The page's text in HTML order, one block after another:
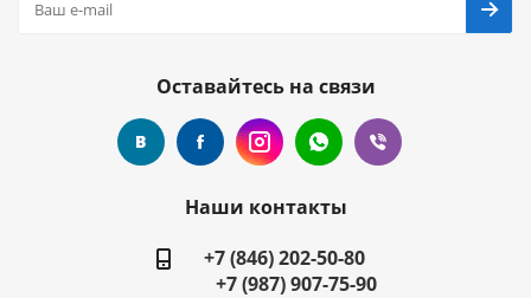
Оставайтесь на связи
Наши контакты
+7 (846) 202-50-80
+7 (987) 907-75-90